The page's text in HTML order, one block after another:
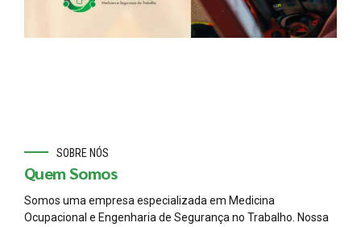
SOBRE NÓS
Quem Somos
Somos uma empresa especializada em Medicina
Ocupacional e Engenharia de Segurança no Trabalho. Nossa